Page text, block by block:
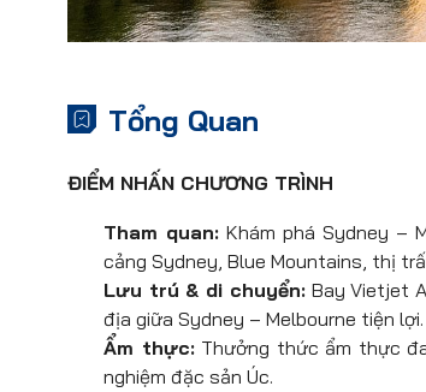
Tổng Quan
ĐIỂM NHẤN CHƯƠNG TRÌNH
Tham quan: Khám phá Sydney –
cảng Sydney, Blue Mountains, thị
Lưu trú & di chuyển:Bay Vietjet
địa giữa Sydney – Melbourne tiện lợi.
Ẩm thực:Thưởng thức ẩm thực
nghiệm đặc sản Úc.